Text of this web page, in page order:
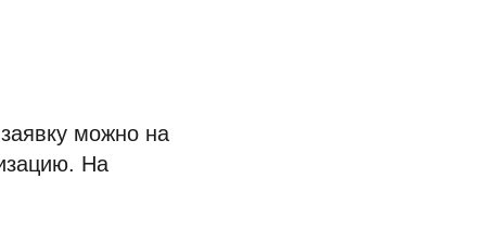
можно на
На